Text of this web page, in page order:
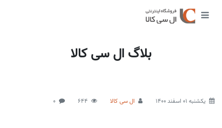
بلاگ ال سی کالا
يكشنبه 01 اسفند 1400 ال سی کالا 644
0